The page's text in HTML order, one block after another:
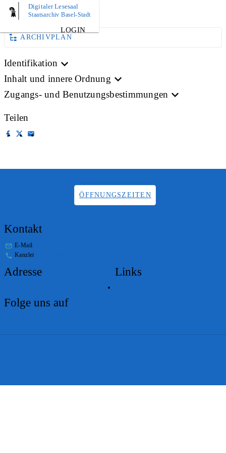
Digitaler Lesesaal
Staatsarchiv Basel-Stadt
LOGIN
BILD
ARCHIVPLAN
Identifikation
Inhalt und innere Ordnung
Zugangs- und Benutzungsbestimmungen
Teilen
ÖFFNUNGSZEITEN
Kontakt
E-Mail
Kanzlei
Adresse Links
Folge uns auf